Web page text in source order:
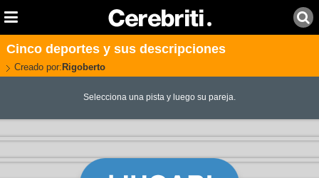
Cinco deportes y sus descripciones
Creado por: Rigoberto
Selecciona una pista y luego su pareja.